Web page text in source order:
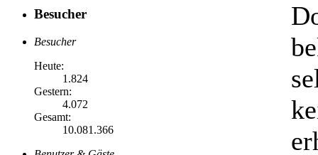
Besucher
Besucher
Heute:
1.824
Gestern:
4.072
Gesamt:
10.081.366